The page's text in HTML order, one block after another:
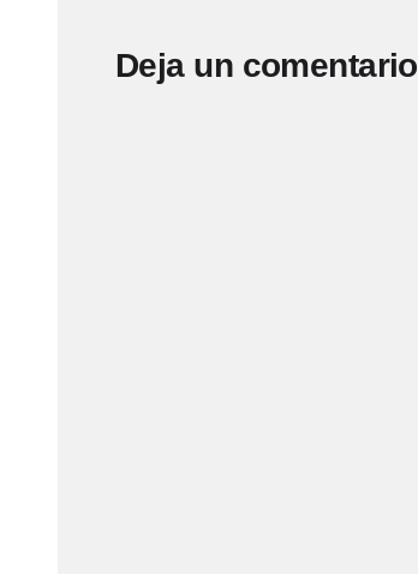
Deja un comentario